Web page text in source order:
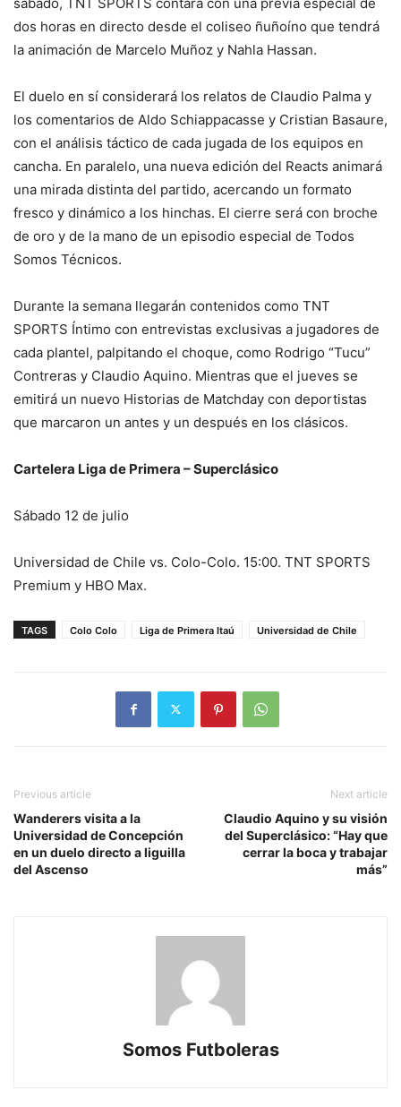
dos horas en directo desde el coliseo ñuñoíno que tendrá
la animación de Marcelo Muñoz y Nahla Hassan.
El duelo en sí considerará los relatos de Claudio Palma y
los comentarios de Aldo Schiappacasse y Cristian Basaure,
con el análisis táctico de cada jugada de los equipos en
cancha. En paralelo, una nueva edición del Reacts animará
una mirada distinta del partido, acercando un formato
fresco y dinámico a los hinchas. El cierre será con broche
de oro y de la mano de un episodio especial de Todos
Somos Técnicos.
Durante la semana llegarán contenidos como TNT
SPORTS Íntimo con entrevistas exclusivas a jugadores de
cada plantel, palpitando el choque, como Rodrigo “Tucu”
Contreras y Claudio Aquino. Mientras que el jueves se
emitirá un nuevo Historias de Matchday con deportistas
que marcaron un antes y un después en los clásicos.
Cartelera Liga de Primera – Superclásico
Sábado 12 de julio
Universidad de Chile vs. Colo-Colo. 15:00. TNT SPORTS
Premium y HBO Max.
TAGS Colo Colo Liga de Primera Itaú Universidad de Chile
Previous article
Wanderers visita a la
Universidad de Concepción
en un duelo directo a liguilla
del Ascenso
Next article
Claudio Aquino y su visión
del Superclásico: “Hay que
cerrar la boca y trabajar
más”
Somos Futboleras